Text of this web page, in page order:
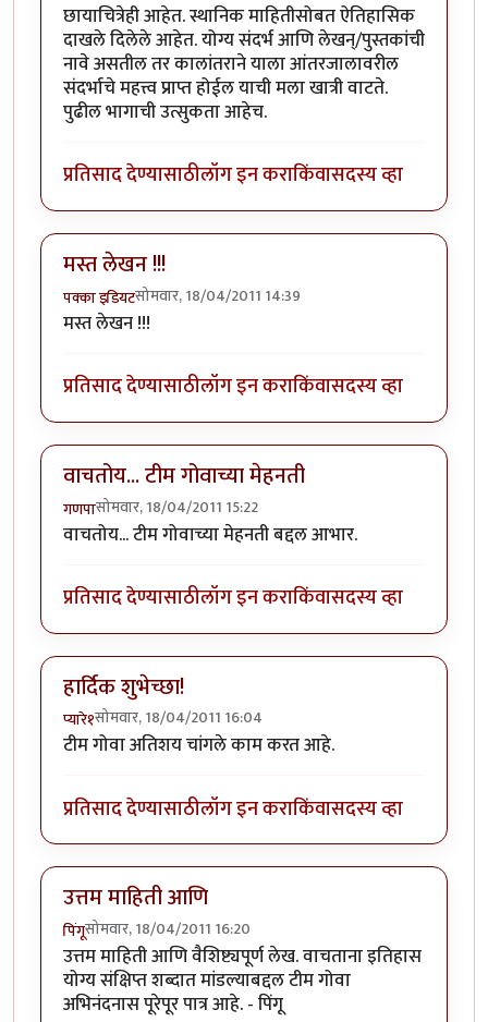
छायाचित्रेही आहेत. स्थानिक माहितीसोबत ऐतिहासिक
दाखले दिलेले आहेत. योग्य संदर्भ आणि लेखन्/पुस्तकांची
नावे असतील तर कालांतराने याला आंतरजालावरील
संदर्भाचे महत्त्व प्राप्त होईल याची मला खात्री वाटते.
पुढील भागाची उत्सुकता आहेच.
प्रतिसाद देण्यासाठीलॉग इन कराकिंवासदस्य व्हा
मस्त लेखन !!!
पक्का इडियटसोमवार, 18/04/2011 14:39
मस्त लेखन !!!
प्रतिसाद देण्यासाठीलॉग इन कराकिंवासदस्य व्हा
वाचतोय... टीम गोवाच्या मेहनती
गणपासोमवार, 18/04/2011 15:22
वाचतोय... टीम गोवाच्या मेहनती बद्दल आभार.
प्रतिसाद देण्यासाठीलॉग इन कराकिंवासदस्य व्हा
हार्दिक शुभेच्छा!
प्यारे१सोमवार, 18/04/2011 16:04
टीम गोवा अतिशय चांगले काम करत आहे.
प्रतिसाद देण्यासाठीलॉग इन कराकिंवासदस्य व्हा
उत्तम माहिती आणि
पिंगूसोमवार, 18/04/2011 16:20
उत्तम माहिती आणि वैशिष्ट्यपूर्ण लेख. वाचताना इतिहास
योग्य संक्षिप्त शब्दात मांडल्याबद्दल टीम गोवा
अभिनंदनास पूरेपूर पात्र आहे. - पिंगू